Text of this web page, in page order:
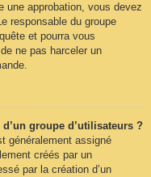
une approbation, vous devez
responsable du groupe
et pourra vous
ne pas harceler un
groupe d’utilisateurs ?
généralement assigné
créés par un
par la création d’un